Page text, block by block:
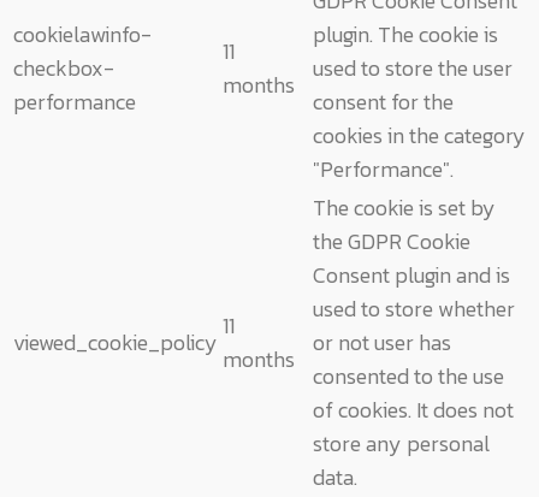
cookielawinfo-
checkbox-
performance
11
months
plugin. The cookie is
used to store the user
consent for the
cookies in the category
"Performance".
viewed_cookie_policy
11
months
The cookie is set by
the GDPR Cookie
Consent plugin and is
used to store whether
or not user has
consented to the use
of cookies. It does not
store any personal
data.